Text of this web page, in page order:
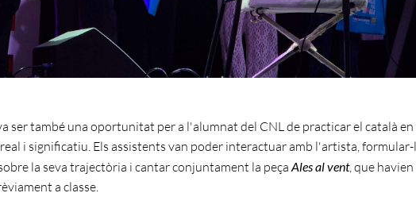
ser també una oportunitat per a l'alumnat del CNL de practicar el català en
i significatiu. Els assistents van poder interactuar amb l'artista,
la seva trajectòria i cantar conjuntament la peça Ales al vent, que havien
a classe.